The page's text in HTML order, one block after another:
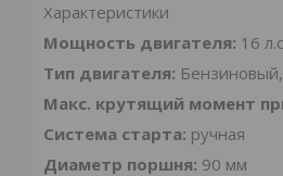
Характеристики
Мощность двигателя: 16
Тип двигателя:
Макс. крутящий момент
Система старта: ручная
Диаметр поршня: 90 мм